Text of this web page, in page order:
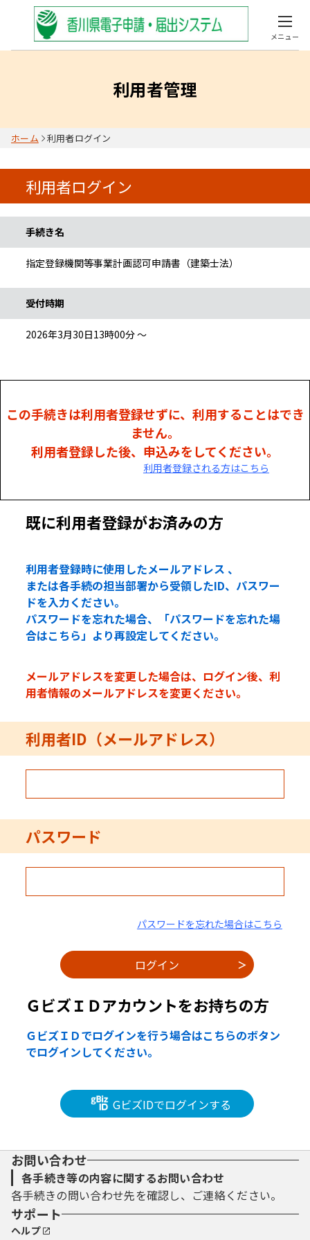
メニュー
利用者管理
ホーム 利用者ログイン
利用者ログイン
手続き名
指定登録機関等事業計画認可申請書（建築士法）
受付時期
2026年3月30日13時00分 ～
この手続きは利用者登録せずに、利用することはでき
ません。
利用者登録した後、申込みをしてください。
利用者登録される方はこちら
既に利用者登録がお済みの方
利用者登録時に使用したメールアドレス 、
または各手続の担当部署から受領したID、パスワー
ドを入力ください。
パスワードを忘れた場合、「パスワードを忘れた場
合はこちら」より再設定してください。
メールアドレスを変更した場合は、ログイン後、利
用者情報のメールアドレスを変更ください。
利用者ID（メールアドレス）
パスワード
パスワードを忘れた場合はこちら
ＧビズＩＤアカウントをお持ちの方
ＧビズＩＤでログインを行う場合はこちらのボタン
でログインしてください。
GビズIDでログインする
お問い合わせ
各手続き等の内容に関するお問い合わせ
各手続きの問い合わせ先を確認し、ご連絡ください。
サポート
ヘルプ